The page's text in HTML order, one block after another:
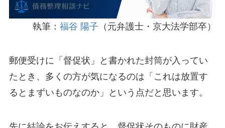
執筆：福谷 陽子 （元弁護士・京大法学部卒）
郵便受けに「督促状」と書かれた封筒が入ってい
たとき、多くの方が気になるのは「これは放置す
るとまずいものなのか」という点だと思います。